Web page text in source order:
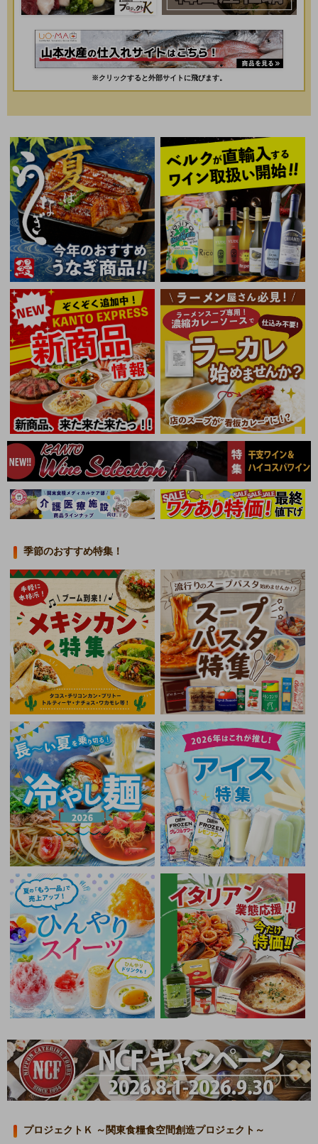
※クリックすると外部サイトに飛びます。
季節のおすすめ特集！
プロジェクトＫ ～関東食糧食空間創造プロジェクト～